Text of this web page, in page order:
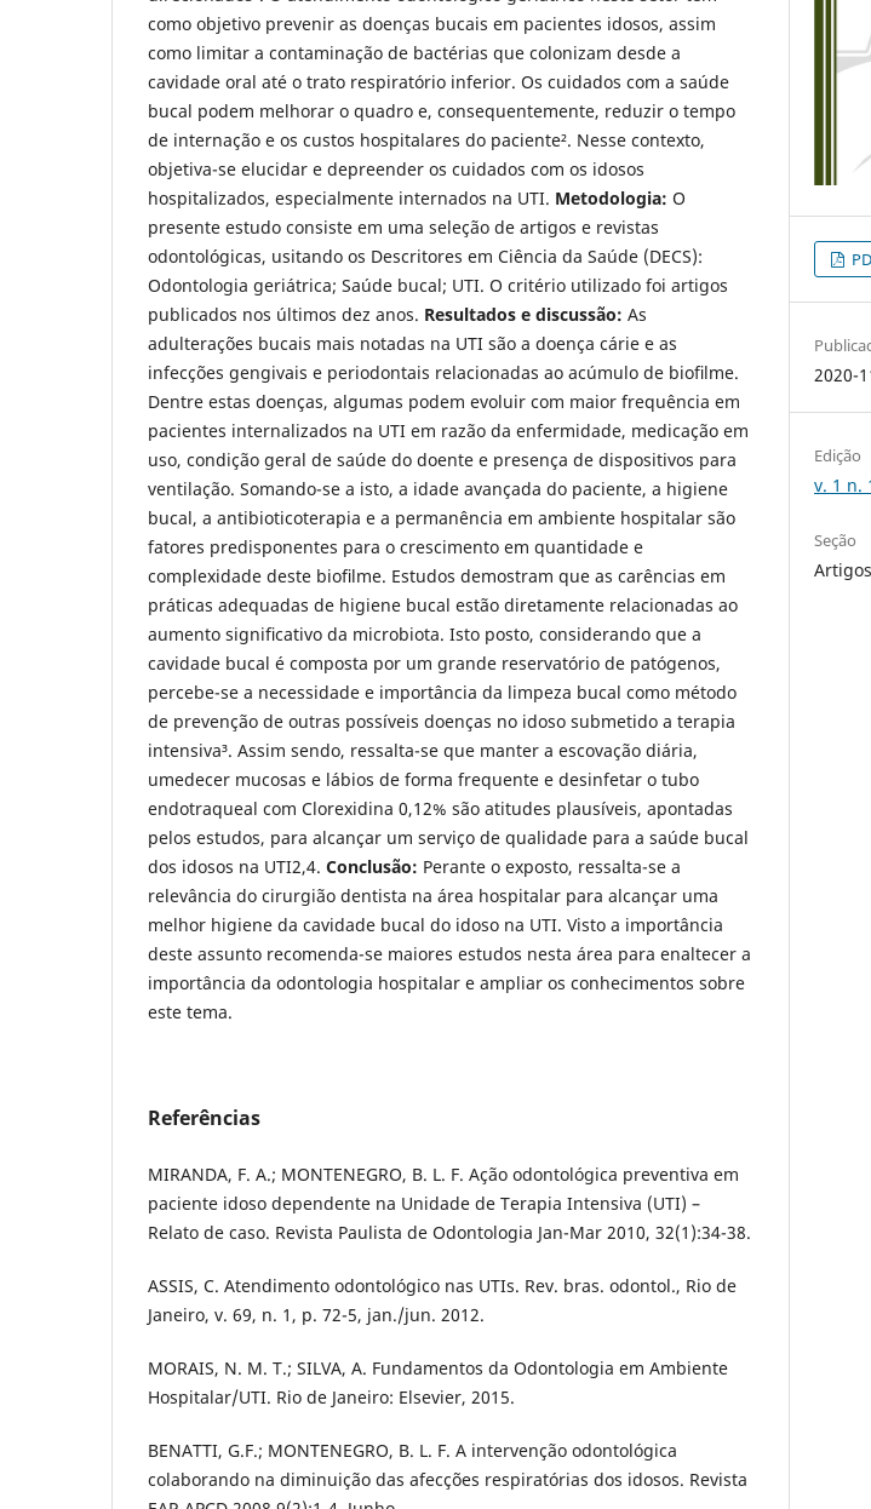
como objetivo prevenir as doenças bucais em pacientes idosos, assim
como limitar a contaminação de bactérias que colonizam desde a
cavidade oral até o trato respiratório inferior. Os cuidados com a saúde
bucal podem melhorar o quadro e, consequentemente, reduzir o tempo
de internação e os custos hospitalares do paciente². Nesse contexto,
objetiva-se elucidar e depreender os cuidados com os idosos
hospitalizados, especialmente internados na UTI. Metodologia: O
presente estudo consiste em uma seleção de artigos e revistas
odontológicas, usitando os Descritores em Ciência da Saúde (DECS):
Odontologia geriátrica; Saúde bucal; UTI. O critério utilizado foi artigos
publicados nos últimos dez anos. Resultados e discussão: As
adulterações bucais mais notadas na UTI são a doença cárie e as
infecções gengivais e periodontais relacionadas ao acúmulo de bioﬁlme.
Dentre estas doenças, algumas podem evoluir com maior frequência em
pacientes internalizados na UTI em razão da enfermidade, medicação em
uso, condição geral de saúde do doente e presença de dispositivos para
ventilação. Somando-se a isto, a idade avançada do paciente, a higiene
bucal, a antibioticoterapia e a permanência em ambiente hospitalar são
fatores predisponentes para o crescimento em quantidade e
complexidade deste bioﬁlme. Estudos demostram que as carências em
práticas adequadas de higiene bucal estão diretamente relacionadas ao
aumento signiﬁcativo da microbiota. Isto posto, considerando que a
cavidade bucal é composta por um grande reservatório de patógenos,
percebe-se a necessidade e importância da limpeza bucal como método
de prevenção de outras possíveis doenças no idoso submetido a terapia
intensiva³. Assim sendo, ressalta-se que manter a escovação diária,
umedecer mucosas e lábios de forma frequente e desinfetar o tubo
endotraqueal com Clorexidina 0,12% são atitudes plausíveis, apontadas
pelos estudos, para alcançar um serviço de qualidade para a saúde bucal
dos idosos na UTI2,4. Conclusão: Perante o exposto, ressalta-se a
relevância do cirurgião dentista na área hospitalar para alcançar uma
melhor higiene da cavidade bucal do idoso na UTI. Visto a importância
deste assunto recomenda-se maiores estudos nesta área para enaltecer a
importância da odontologia hospitalar e ampliar os conhecimentos sobre
este tema.
Referências
MIRANDA, F. A.; MONTENEGRO, B. L. F. Ação odontológica preventiva em
paciente idoso dependente na Unidade de Terapia Intensiva (UTI) –
Relato de caso. Revista Paulista de Odontologia Jan-Mar 2010, 32(1):34-38.
ASSIS, C. Atendimento odontológico nas UTIs. Rev. bras. odontol., Rio de
Janeiro, v. 69, n. 1, p. 72-5, jan./jun. 2012.
MORAIS, N. M. T.; SILVA, A. Fundamentos da Odontologia em Ambiente
Hospitalar/UTI. Rio de Janeiro: Elsevier, 2015.
BENATTI, G.F.; MONTENEGRO, B. L. F. A intervenção odontológica
colaborando na diminuição das afecções respiratórias dos idosos. Revista
2020-
Edição
v. 1 n.
Seção
Artigos